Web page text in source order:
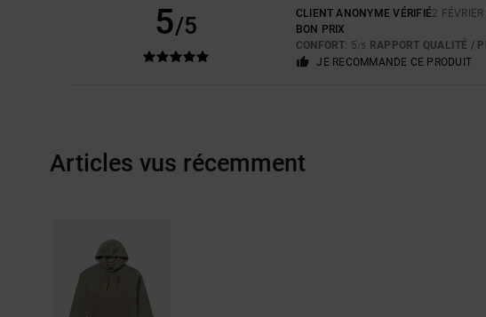
5/5 CLIENT ANONYME VÉRIFIÉ2
BON PRIX
CONFORT: 5/5 RAPPORT QUALITÉ /
JE RECOMMANDE CE PRODUIT
Articles vus récemment